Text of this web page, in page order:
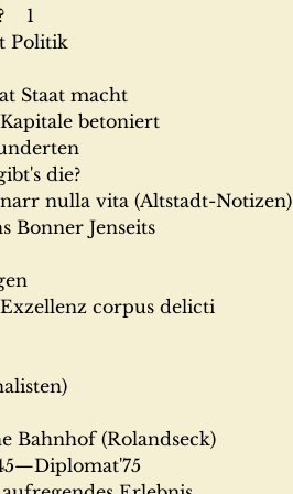
1
Politik
Staat macht
betoniert
die?
nulla vita (Altstadt-Notizen)
Jenseits
corpus delicti
(Rolandseck)